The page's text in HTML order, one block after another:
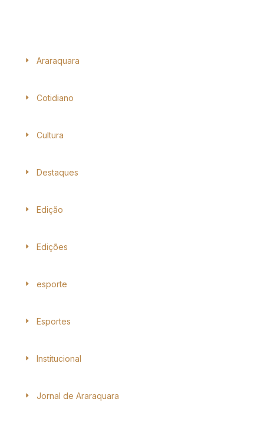
Araraquara
Cotidiano
Cultura
Destaques
Edição
Edições
esporte
Esportes
Institucional
Jornal de Araraquara